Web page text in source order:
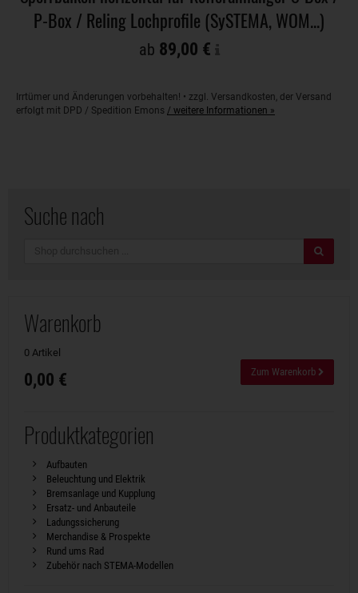
P-Box / Reling Lochprofile (SySTEMA, WOM...)
ab 89,00 €
Irrtümer und Änderungen vorbehalten! • zzgl. Versandkosten, der Versand
erfolgt mit DPD / Spedition Emons / weitere Informationen »
Suche nach
Warenkorb
0 Artikel
0,00 € Zum Warenkorb
Produktkategorien
Aufbauten
Beleuchtung und Elektrik
Bremsanlage und Kupplung
Ersatz- und Anbauteile
Ladungssicherung
Merchandise & Prospekte
Rund ums Rad
Zubehör nach STEMA-Modellen